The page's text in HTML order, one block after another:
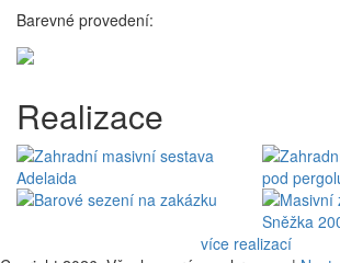
Barevné provedení:
Realizace
více realizací